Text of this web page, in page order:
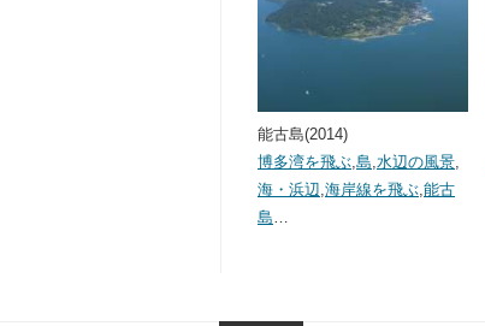
能古島(2014)
博多湾を飛ぶ 島 水辺の風景
海・浜辺 海岸線を飛ぶ 能古
島